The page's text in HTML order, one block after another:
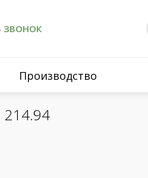
ЗВОНОК
Производство
214.94